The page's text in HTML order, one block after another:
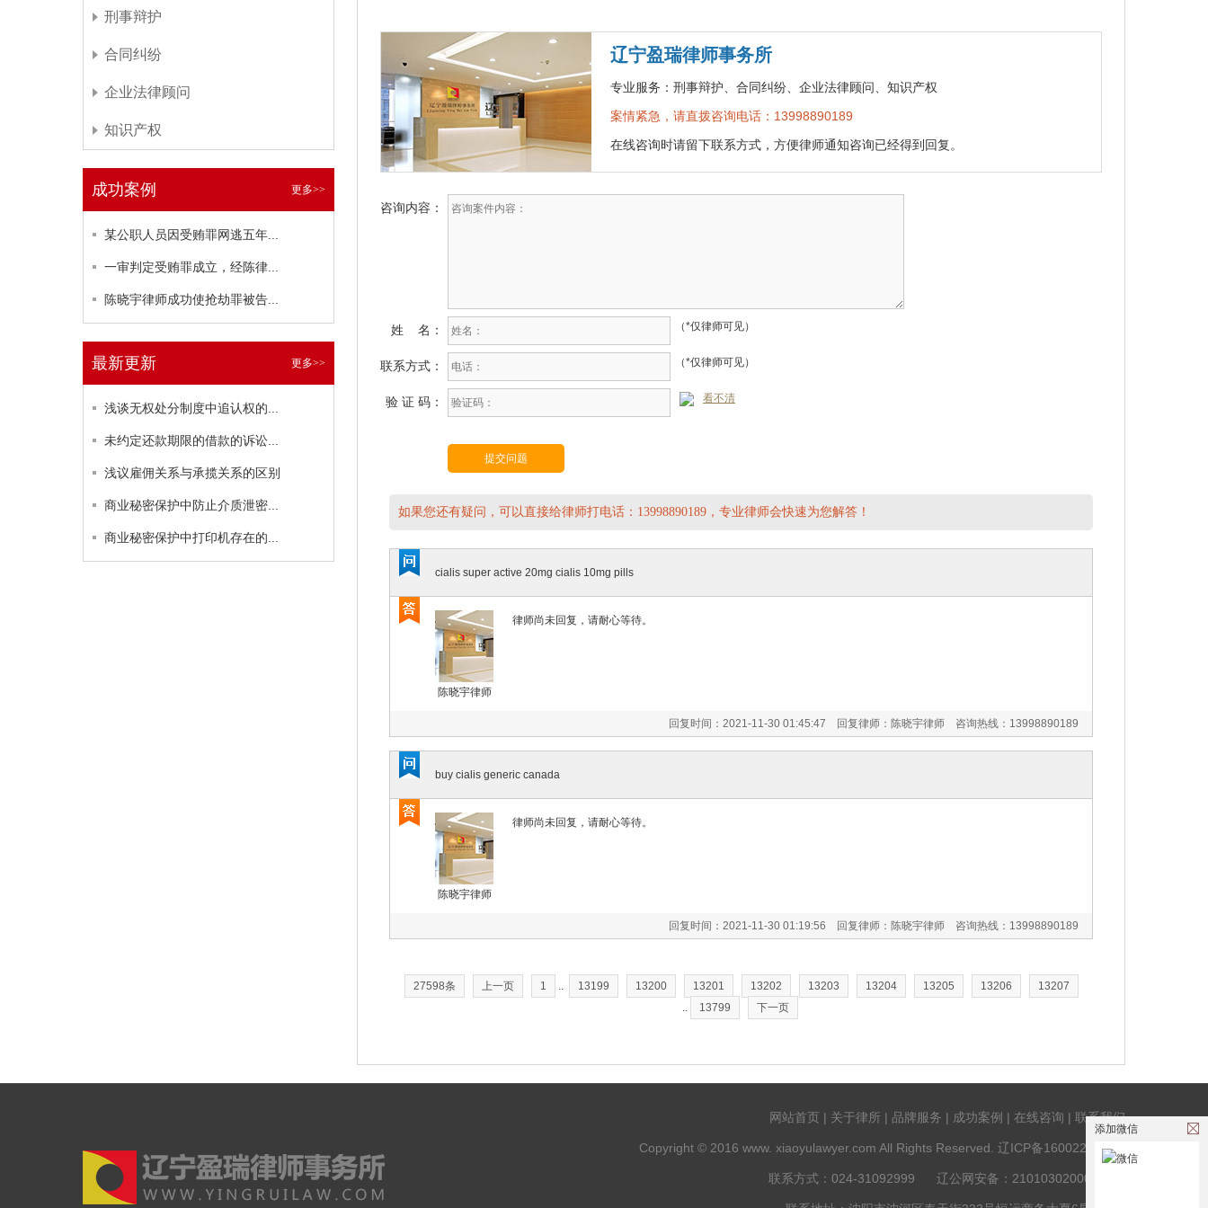
刑事辩护
合同纠纷
企业法律顾问
知识产权
成功案例 更多>>
某公职人员因受贿罪网逃五年...
一审判定受贿罪成立，经陈律...
陈晓宇律师成功使抢劫罪被告...
最新更新 更多>>
浅谈无权处分制度中追认权的...
未约定还款期限的借款的诉讼...
浅议雇佣关系与承揽关系的区别
商业秘密保护中防止介质泄密...
商业秘密保护中打印机存在的...
辽宁盈瑞律师事务所
专业服务：刑事辩护、合同纠纷、企业法律顾问、知识产权
案情紧急，请直拨咨询电话：13998890189
在线咨询时请留下联系方式，方便律师通知咨询已经得到回复。
咨询内容：
姓 名： （*仅律师可见）
联系方式： （*仅律师可见）
验 证 码： 看不清
如果您还有疑问，可以直接给律师打电话：13998890189，专业律师会快速为您解答！
cialis super active 20mg cialis 10mg pills
陈晓宇律师
律师尚未回复，请耐心等待。
回复时间：2021-11-30 01:45:47 回复律师：陈晓宇律师 咨询热线： 13998890189
buy cialis generic canada
陈晓宇律师
律师尚未回复，请耐心等待。
回复时间：2021-11-30 01:19:56 回复律师：陈晓宇律师 咨询热线： 13998890189
27598条 上一页 1 .. 13199 13200 13201 13202 13203 13204 13205 13206
13207
..
13799 下一页
网站首页 | 关于律所 | 品牌服务 | 成功案例 | 在线咨询 | 联系我们
Copyright © 2016 www. xiaoyulawyer.com All Rights Reserved. 辽ICP备16002261号-1
联系方式：024-31092999 辽公网安备： 21010302000384号
添加微信